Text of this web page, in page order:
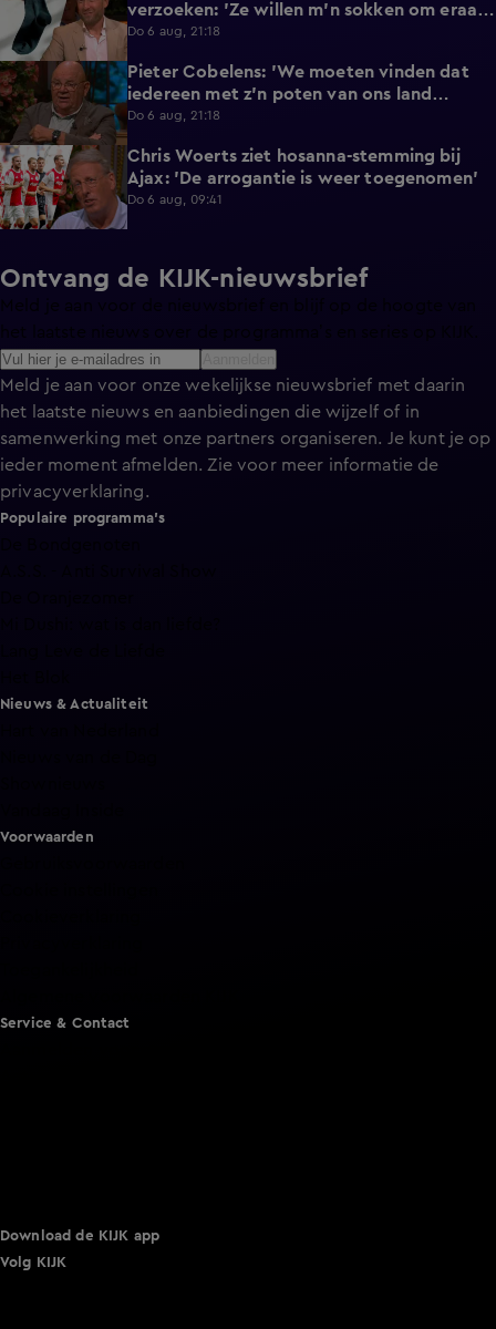
verzoeken: 'Ze willen m'n sokken om eraan
te ruiken'
Do 6 aug, 21:18
1:16
Pieter Cobelens: 'We moeten vinden dat
iedereen met z'n poten van ons land
afblijft!'
Do 6 aug, 21:18
1:11
Chris Woerts ziet hosanna-stemming bij
Ajax: 'De arrogantie is weer toegenomen'
Do 6 aug, 09:41
Ontvang de KIJK-nieuwsbrief
Meld je aan voor onze wekelijkse nieuwsbrief met daarin
het laatste nieuws en aanbiedingen die wijzelf of in
samenwerking met onze partners organiseren. Je kunt je op
ieder moment afmelden. Zie voor meer informatie de
privacyverklaring.
Populaire programma's
Nieuws & Actualiteit
Voorwaarden
Service & Contact
Download de KIJK app
Volg KIJK